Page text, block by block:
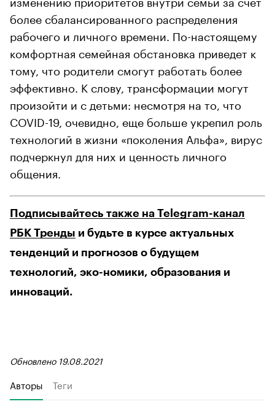
более сбалансированного распределения
рабочего и личного времени. По-настоящему
комфортная семейная обстановка приведет к
тому, что родители смогут работать более
эффективно. К слову, трансформации могут
произойти и с детьми: несмотря на то, что
COVID-19, очевидно, еще больше укрепил роль
технологий в жизни «поколения Альфа», вирус
подчеркнул для них и ценность личного
общения.
Подписывайтесь также на Telegram-канал
РБК Тренды и будьте в курсе актуальных
тенденций и прогнозов о будущем
технологий, эко-номики, образования и
инноваций.
Обновлено 19.08.2021
Авторы Теги